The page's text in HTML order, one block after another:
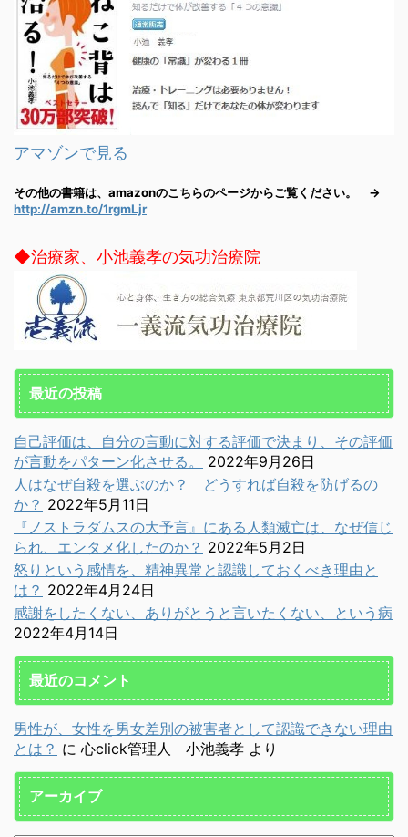
アマゾンで見る
その他の書籍は、amazonのこちらのページからご覧ください。 →
http://amzn.to/1rgmLjr
◆治療家、小池義孝の気功治療院
最近の投稿
自己評価は、自分の言動に対する評価で決まり、その評価
が言動をパターン化させる。
2022年9月26日
人はなぜ自殺を選ぶのか？ どうすれば自殺を防げるの
か？ 2022年5月11日
『ノストラダムスの大予言』にある人類滅亡は、なぜ信じ
られ、エンタメ化したのか？ 2022年5月2日
怒りという感情を、精神異常と認識しておくべき理由と
は？ 2022年4月24日
感謝をしたくない、ありがとうと言いたくない、という病
2022年4月14日
最近のコメント
男性が、女性を男女差別の被害者として認識できない理由
とは？ に 心click管理人 小池義孝 より
アーカイブ